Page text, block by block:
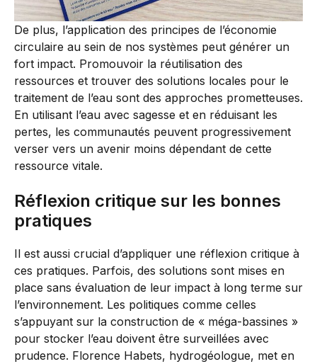
De plus, l’application des principes de l’économie
circulaire au sein de nos systèmes peut générer un
fort impact. Promouvoir la réutilisation des
ressources et trouver des solutions locales pour le
traitement de l’eau sont des approches prometteuses.
En utilisant l’eau avec sagesse et en réduisant les
pertes, les communautés peuvent progressivement
verser vers un avenir moins dépendant de cette
ressource vitale.
Réflexion critique sur les bonnes
pratiques
Il est aussi crucial d’appliquer une réflexion critique à
ces pratiques. Parfois, des solutions sont mises en
place sans évaluation de leur impact à long terme sur
l’environnement. Les politiques comme celles
s’appuyant sur la construction de « méga-bassines »
pour stocker l’eau doivent être surveillées avec
prudence. Florence Habets, hydrogéologue, met en